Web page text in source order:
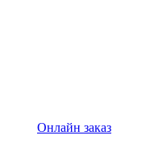
Онлайн заказ